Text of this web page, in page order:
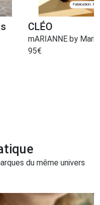
Fabrication:
CLÉO
mARIANNE by
95€
du même univers